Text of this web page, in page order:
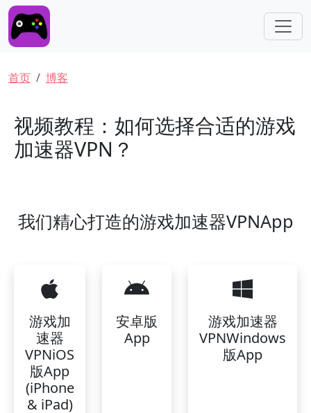
跳转到主要内容
面包屑
首页 博客
视频教程：如何选择合适的游戏
加速器VPN？
我们精心打造的游戏加速器VPNApp
游戏加
速器
VPNiOS
版App
(iPhone
& iPad)
安卓版
App
游戏加速器
VPNWindows
版App